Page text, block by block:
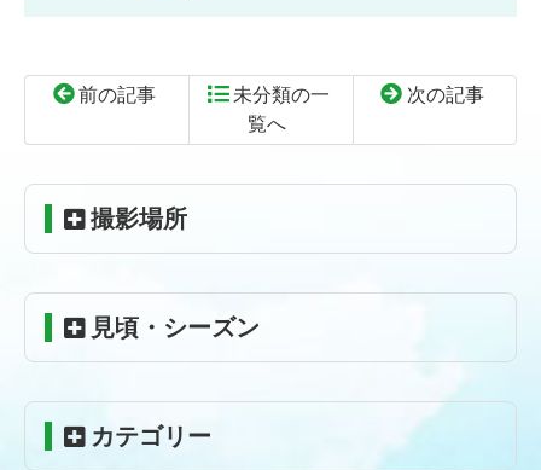
前の記事
未分類の一
覧へ
次の記事
ン
ン
本
の
ー
の
頭
戻
撮影場所
見頃・シーズン
カテゴリー